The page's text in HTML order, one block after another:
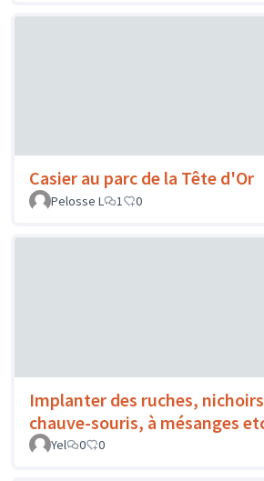
Casier au parc de la Tête d'Or
Pelosse L
1 0
Implanter des ruches,
chauve-souris, à mésanges
Yel
0 0